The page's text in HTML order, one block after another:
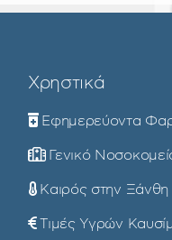
Χρηστικά
Εφημερεύοντα
Γενικό
Καιρός στην Ξάνθη
Τιμές Υγρών